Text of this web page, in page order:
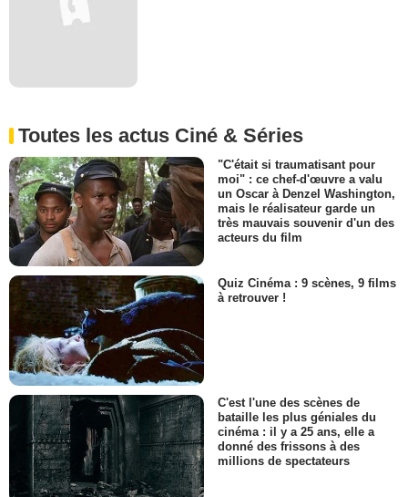
Toutes les actus Ciné & Séries
"C'était si traumatisant pour
moi" : ce chef-d'œuvre a valu
un Oscar à Denzel Washington,
mais le réalisateur garde un
très mauvais souvenir d'un des
acteurs du film
Quiz Cinéma : 9 scènes, 9 films
à retrouver !
C'est l'une des scènes de
bataille les plus géniales du
cinéma : il y a 25 ans, elle a
donné des frissons à des
millions de spectateurs